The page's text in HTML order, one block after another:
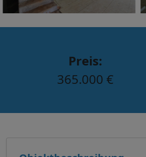
Preis:
365.000 €